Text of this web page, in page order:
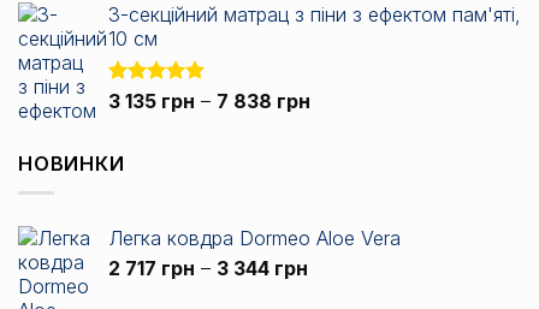
672 грн.
3-секційний матрац з піни з ефектом пам'яті,
10 см
Оцінено в
з 5
3 135 грн – 7 838 грн
до
7
НОВИНКИ
Легка ковдра Dormeo Aloe Vera
2 717 грн – 3 344 грн